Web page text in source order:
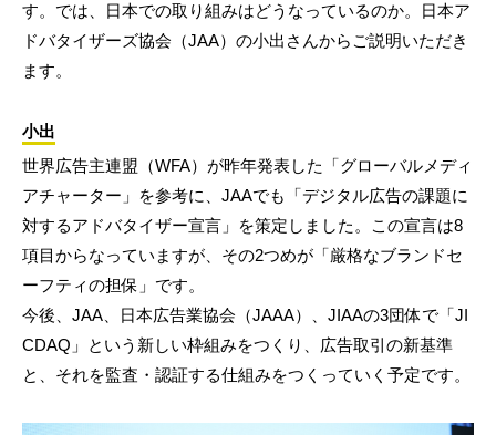
す。では、日本での取り組みはどうなっているのか。日本ア
ドバタイザーズ協会（JAA）の小出さんからご説明いただき
ます。
小出
世界広告主連盟（WFA）が昨年発表した「グローバルメディ
アチャーター」を参考に、JAAでも「デジタル広告の課題に
対するアドバタイザー宣言」を策定しました。この宣言は8
項目からなっていますが、その2つめが「厳格なブランドセ
ーフティの担保」です。
今後、JAA、日本広告業協会（JAAA）、JIAAの3団体で「JI
CDAQ」という新しい枠組みをつくり、広告取引の新基準
と、それを監査・認証する仕組みをつくっていく予定です。